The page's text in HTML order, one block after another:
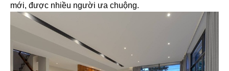
mới, được nhiều người ưa chuộng.